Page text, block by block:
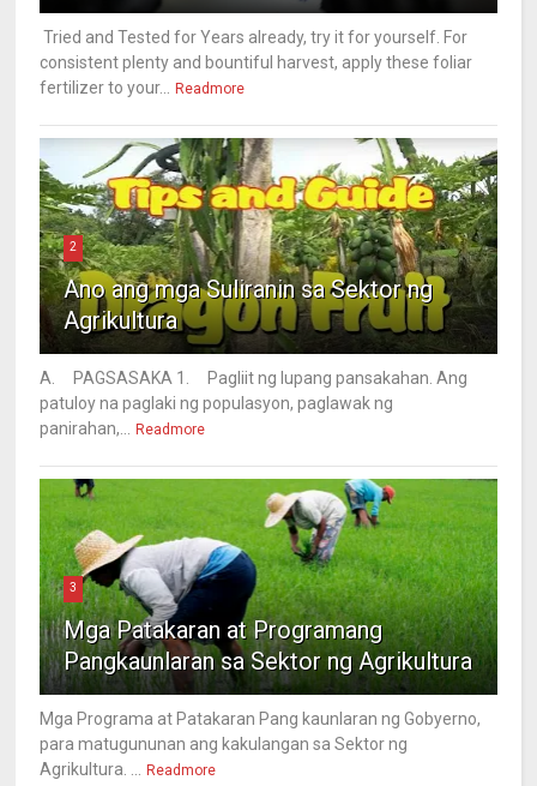
Tried and Tested for Years already, try it for yourself. For
consistent plenty and bountiful harvest, apply these foliar
fertilizer to your...
Readmore
2
Ano ang mga Suliranin sa Sektor ng
Agrikultura
A. PAGSASAKA 1. Pagliit ng lupang pansakahan. Ang
patuloy na paglaki ng populasyon, paglawak ng
panirahan,...
Readmore
3
Mga Patakaran at Programang
Pangkaunlaran sa Sektor ng Agrikultura
Mga Programa at Patakaran Pang kaunlaran ng Gobyerno,
para matugununan ang kakulangan sa Sektor ng
Agrikultura. ...
Readmore